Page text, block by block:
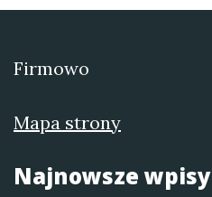
Firmowo
Mapa strony
Najnowsze wpisy